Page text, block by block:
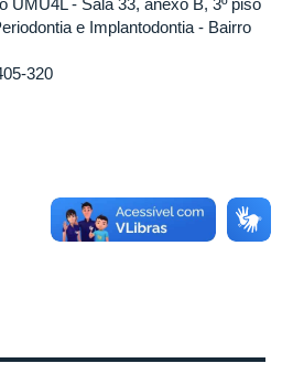
e Implantodontia - Bairro
320